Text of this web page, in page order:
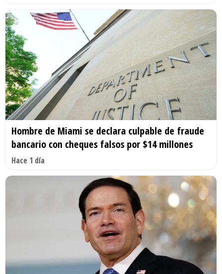
Hombre de Miami se declara culpable de fraude
bancario con cheques falsos por $14 millones
Hace 1 día